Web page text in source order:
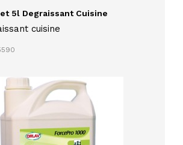
5l Degraissant Cuisine
cuisine